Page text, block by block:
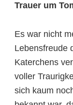
Trauer um
Es war nicht
Lebensfreude
Katerchens
voller
sich kaum